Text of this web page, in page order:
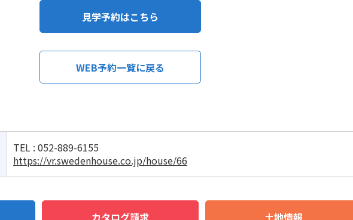
見学予約はこちら
WEB予約一覧に戻る
TEL : 052-889-6155
https://vr.swedenhouse.co.jp/house/66
カタログ請求 土地情報